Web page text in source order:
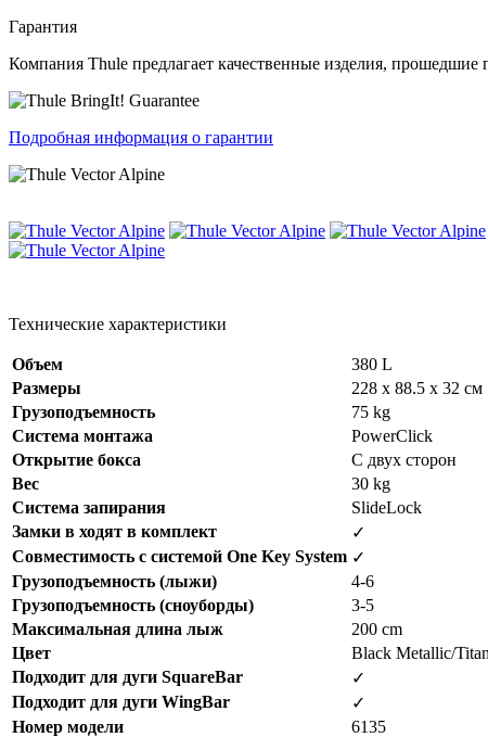
Гарантия
Компания Thule предлагает качественные изделия,
Подробная информация о гарантии
Технические характеристики
Объем
380 L
Размеры
228 x 88.5 x 32 см
Грузоподъемность
75 kg
Система монтажа
PowerClick
Открытие бокса
С двух сторон
Вес
30 kg
Система запирания
SlideLock
Замки в ходят в комплект
✓
Совместимость с системой One Key System ✓
Грузоподъемность (лыжи)
4-6
Грузоподъемность (сноуборды)
3-5
Максимальная длина лыж
200 cm
Цвет
Black Metallic/
Подходит для дуги SquareBar
✓
Подходит для дуги WingBar
✓
Номер модели
6135